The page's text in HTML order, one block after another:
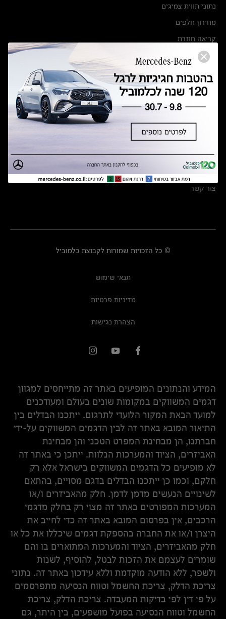
נתוני תווית צמיגים
מחירון חלפים
קריאה חוזרת
הודעה על הטבות לרכבי מרצדס בהסדר פשרה בתצ 56447-02-19
תקנון ימי מכירות 120 לכלמוביל
מצאו אותנו
אולמות תצוגה
מרכזי שירות
צור קשר
© כל הזכויות שמורות לקבוצת כלמוביל
תנאי שימוש
מדיניות פרטיות
הצהרת נגישות
המידע והנתונים המופיעים באתר זה מתייחסים למגוון
דגמים המשווקים במקומות שונים בעולם ומעודכנים
למועד הבאת המקור הלועדי לתרגום. ייתכנו הבדלים בין
התיאור המובא באתר זה לבין הדגמים המשווקים על-ידי
חברתנו, הן מבחינת המפרט הטכני והן מבחינת
האביזרים, הציוד והמערכות הנלוות. ייתכן כי באתר זה
לא מופיעים כל הדגמים המשווקים בישראל אלא רק
חלקם, וכמו כן ייתכנו הבדלים בדגם מסויים, בהתאם
לשינויים הנעשים מדמן לדמן. חלק מהאביזרים ו/או
המערכות המפורטים באתר זה מצוי רק בחלק מדגמי
הרכבים, אין בפרסום המובא באתר זה כדי לחייב את
היצרן ו/או את החברה בהספקת דגמים שיכללו את כל או
חלק מהאביזרים, הציוד והמערכות המתוארים בו והם
שומרים לעצמם את הזכות לבטל, להוסיף, לשנות
ולשפר, ללא הודעה מוקדמת וללא עידכון באתר זה. נתוני
צריכת הדלק, צריכת החשמל וטווח הנסיעה מתפרסמים
על פי דין לפי בדיקות המעבדה. צריכת הדלק, צריכת
החשמל וטווח הנסיעה בפועל מושפעים, בין היתר, גם